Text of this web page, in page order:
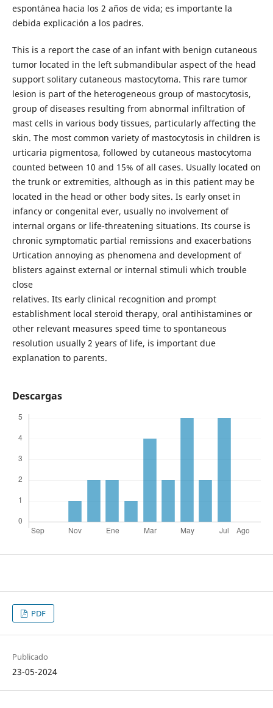
espontánea hacia los 2 años de vida; es importante la
debida explicación a los padres.
This is a report the case of an infant with benign cutaneous
tumor located in the left submandibular aspect of the head
support solitary cutaneous mastocytoma. This rare tumor
lesion is part of the heterogeneous group of mastocytosis,
group of diseases resulting from abnormal infiltration of
mast cells in various body tissues, particularly affecting the
skin. The most common variety of mastocytosis in children is
urticaria pigmentosa, followed by cutaneous mastocytoma
counted between 10 and 15% of all cases. Usually located on
the trunk or extremities, although as in this patient may be
located in the head or other body sites. Is early onset in
infancy or congenital ever, usually no involvement of
internal organs or life-threatening situations. Its course is
chronic symptomatic partial remissions and exacerbations
Urtication annoying as phenomena and development of
blisters against external or internal stimuli which trouble
close
relatives. Its early clinical recognition and prompt
establishment local steroid therapy, oral antihistamines or
other relevant measures speed time to spontaneous
resolution usually 2 years of life, is important due
explanation to parents.
Descargas
PDF
Publicado
23-05-2024